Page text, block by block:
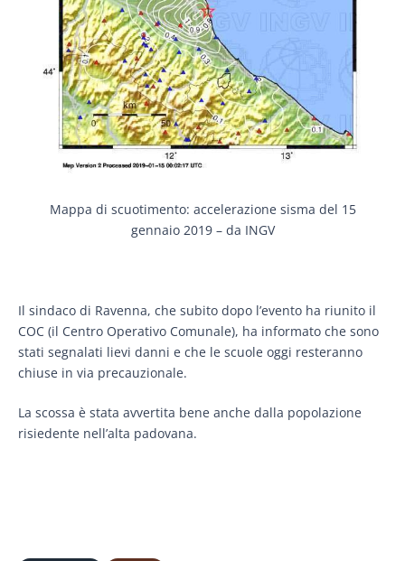
Mappa di scuotimento: accelerazione sisma del 15
gennaio 2019 – da INGV
Il sindaco di Ravenna, che subito dopo l’evento ha riunito il
COC (il Centro Operativo Comunale), ha informato che sono
stati segnalati lievi danni e che le scuole oggi resteranno
chiuse in via precauzionale.
La scossa è stata avvertita bene anche dalla popolazione
risiedente nell’alta padovana.